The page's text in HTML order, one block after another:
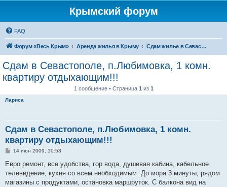
Крымский форум
FAQ
Форум «Весь Крым» Аренда жилья в Крыму Сдам жилье в Севастополе
Сдам в Севастополе, п.Любимовка, 1 комн.
квартиру отдыхающим!!!
1 сообщение • Страница 1 из 1
Лариса
Сдам в Севастополе, п.Любимовка, 1 комн.
квартиру отдыхающим!!!
С
о
б
щ
е
14 июн 2009, 10:53
Евро ремонт, все удобства, гор.вода, душевая кабина, кабельное
телевидение, кухня со всем необходимым. До моря 3 минуты, рядом
магазины с продуктами, остановка маршруток. С балкона вид на